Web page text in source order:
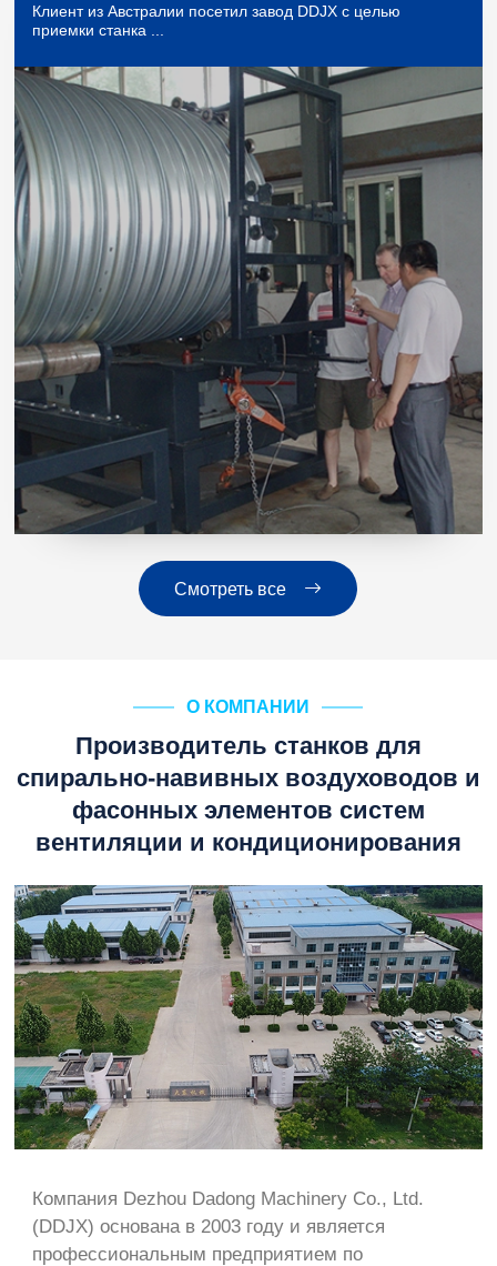
Клиент из Австралии посетил завод DDJX с целью
приемки станка ...
Смотреть все
О КОМПАНИИ
Производитель станков для
спирально-навивных воздуховодов и
фасонных элементов систем
вентиляции и кондиционирования
Компания Dezhou Dadong Machinery Co., Ltd.
(DDJX) основана в 2003 году и является
профессиональным предприятием по